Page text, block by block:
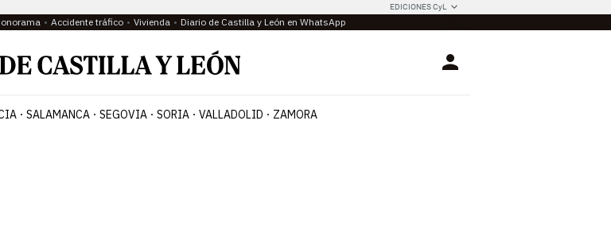
EDICIONES CyL
Accidente tráfico Vivienda Diario de Castilla y León en WhatsApp
Login
SALAMANCA SEGOVIA SORIA VALLADOLID ZAMORA